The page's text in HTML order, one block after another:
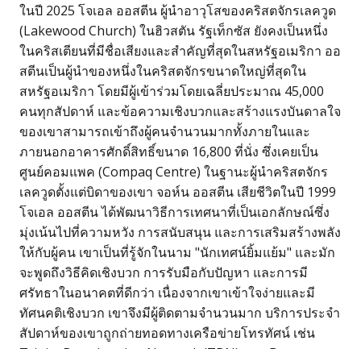
ในปี 2025 โจเอล ออสตีน ผู้นำอาวุโสของคริสตจักรเลควูด
(Lakewood Church) ในฮิวสตัน รัฐเท็กซัส ยังคงเป็นหนึ่ง
ในคริสเตียนที่มีชื่อเสียงและสำคัญที่สุดในสหรัฐอเมริกา ออ
สตีนเป็นผู้นำของหนึ่งในคริสตจักรขนาดใหญ่ที่สุดใน
สหรัฐอเมริกา โดยมีผู้เข้าร่วมโดยเฉลี่ยประมาณ 45,000
คนทุกสัปดาห์ และข้อความเชิงบวกและสร้างแรงบันดาลใจ
ของเขาสามารถเข้าถึงผู้คนจำนวนมากทั้งภายในและ
ภายนอกอาคารศักดิ์สิทธิ์ขนาด 16,800 ที่นั่ง ซึ่งเคยเป็น
ศูนย์คอมแพค (Compaq Centre) ในฐานะผู้นำคริสตจักร
เลควูดตั้งแต่บิดาของเขา จอห์น ออสตีน เสียชีวิตในปี 1999
โจเอล ออสตีน ได้พัฒนาวิธีการเทศนาที่เป็นเอกลักษณ์ซึ่ง
มุ่งเน้นไปที่ความหวัง การสนับสนุน และการเสริมสร้างพลัง
ให้กับผู้คน เขาเป็นที่รู้จักในนาม "นักเทศน์ยิ้มแย้ม" และมัก
จะพูดถึงวิธีคิดเชิงบวก การรับมือกับปัญหา และการมี
ศรัทธาในอนาคตที่ดีกว่า เนื่องจากเขาเข้าใจง่ายและมี
ทัศนคติเชิงบวก เขาจึงมีผู้ติดตามจำนวนมาก บริการประจำ
สัปดาห์ของเขาถูกถ่ายทอดทางเครือข่ายโทรทัศน์ เช่น